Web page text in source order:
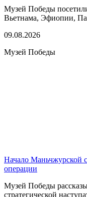
Музей Победы
Вьетнама, Эфиопии,
09.08.2026
Музей Победы
Начало Маньчжурской
операции
Музей Победы
стратегической